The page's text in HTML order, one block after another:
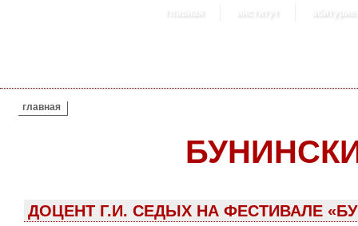
главная институт
ВЫ ЗДЕСЬ
главная
ДОЦЕНТ Г.И. СЕДЫХ НА ФЕСТИВАЛЕ